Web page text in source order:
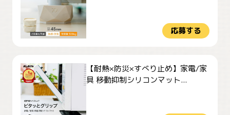
応募する
【耐熱×防災×すべり止め】家電/家
具 移動抑制シリコンマット...